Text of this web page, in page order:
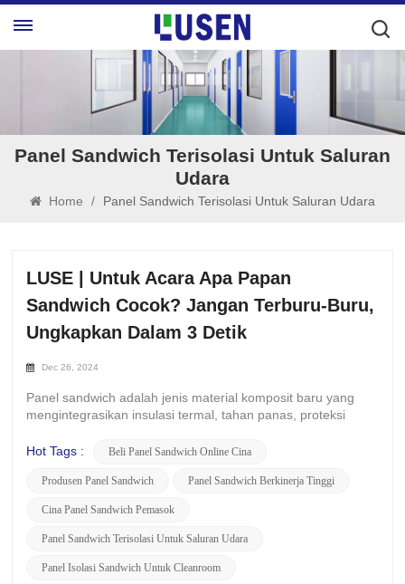
Panel Sandwich Terisolasi Untuk Saluran
Udara
Home / Panel Sandwich Terisolasi Untuk Saluran Udara
LUSE | Untuk Acara Apa Papan
Sandwich Cocok? Jangan Terburu-Buru,
Ungkapkan Dalam 3 Detik
Dec 26, 2024
Panel sandwich adalah jenis material komposit baru yang
mengintegrasikan insulasi termal, tahan panas, proteksi
sifatnya yang unik dan penerapannya yang luas, mereka
bidang: Aplikasi IndustriP...
Hot Tags : Beli Panel Sandwich Online Cina
Produsen Panel Sandwich Panel Sandwich Berkinerja Tinggi
Cina Panel Sandwich Pemasok
Panel Sandwich Terisolasi Untuk Saluran Udara
Panel Isolasi Sandwich Untuk Cleanroom